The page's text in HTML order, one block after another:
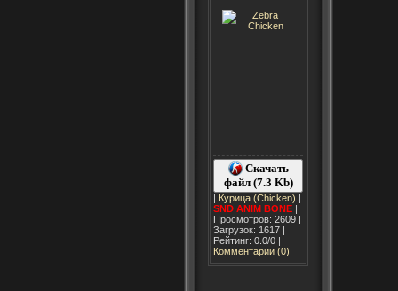
Скачать
файл (7.3 Kb)
| Курица (Chicken) |
SND ANIM BONE |
Просмотров: 2609 |
Загрузок: 1617 |
Рейтинг: 0.0/0 |
Комментарии (0)